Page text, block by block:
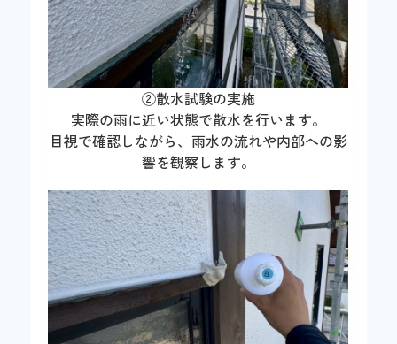
②散水試験の実施
実際の雨に近い状態で散水を行います。
目視で確認しながら、雨水の流れや内部への影
響を観察します。